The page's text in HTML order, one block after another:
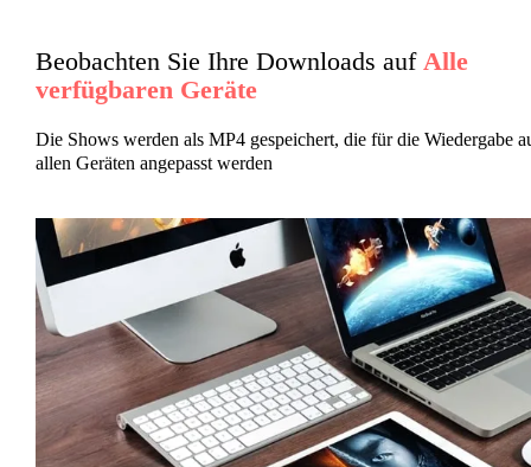
Beobachten Sie Ihre Downloads auf Alle
verfügbaren Geräte
Die Shows werden als MP4 gespeichert, die für die Wiedergabe
allen Geräten angepasst werden